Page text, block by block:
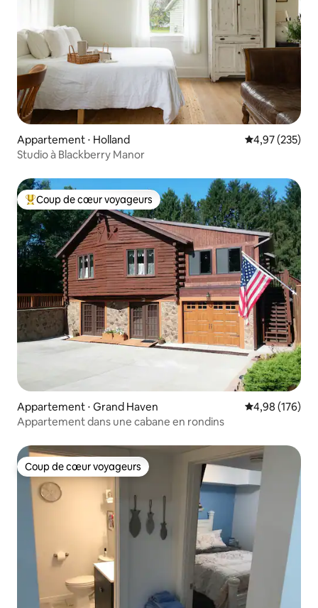
Appartement ⋅ Holland Évaluation
4,97 (235)
Studio à Blackberry Manor
Coups de cœur voyageurs les plus appréciés
Coup de cœur voyageurs
Appartement ⋅ Grand Haven Évaluation
4,98 (176)
Appartement dans une cabane en rondins
Coup de cœur voyageurs
Coup de cœur voyageurs